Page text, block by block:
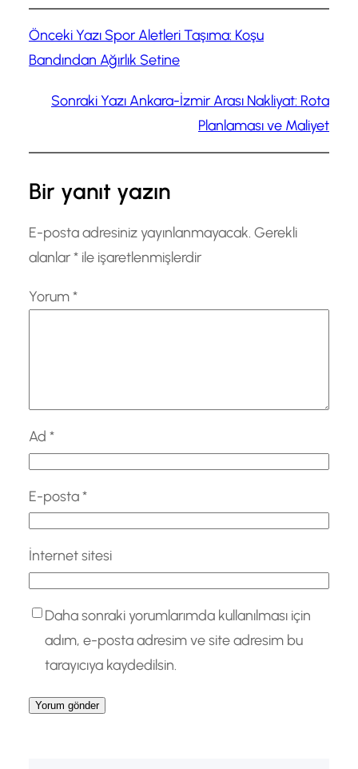
Önceki Yazı Spor Aletleri Taşıma: Koşu
Bandından Ağırlık Setine
Sonraki YazıAnkara-İzmir Arası Nakliyat: Rota
Planlaması ve Maliyet
Bir yanıt yazın
E-posta adresiniz yayınlanmayacak. Gerekli
alanlar* ile işaretlenmişlerdir
Yorum*
Ad *
E-posta*
İnternet sitesi
Daha sonraki yorumlarımda kullanılması için
adım, e-posta adresim ve site adresim bu
tarayıcıya kaydedilsin.